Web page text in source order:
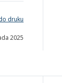
druku
2025